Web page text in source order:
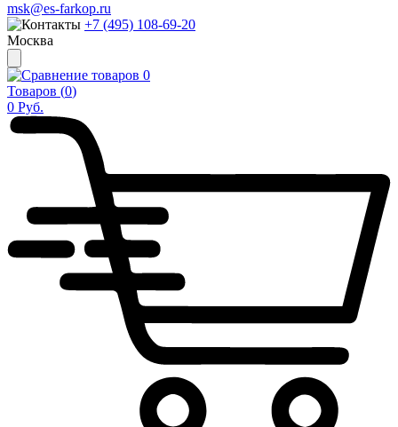
msk@es-farkop.ru
+7 (495) 108-69-20
Москва
0
Товаров (0)
0 Руб.